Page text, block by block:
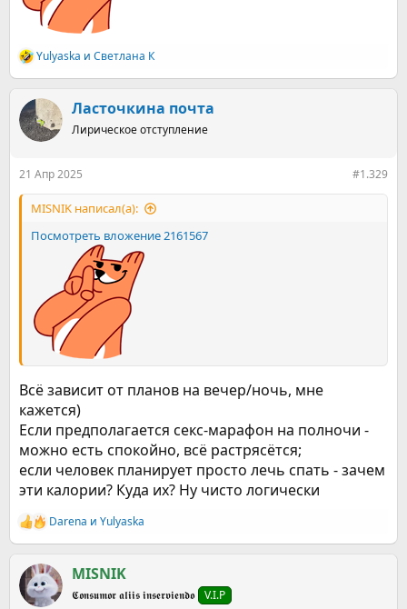
Р
е
к
ц
и
Yulyaska и Светлана К
Ласточкина почта
Лирическое отступление
21 Апр 2025 #1.329
MISNIK написал(а):
Посмотреть вложение 2161567
Всё зависит от планов на вечер/ночь, мне
кажется)
Если предполагается секс-марафон на полночи -
можно есть спокойно, всë растрясëтся;
если человек планирует просто лечь спать - зачем
эти калории? Куда их? Ну чисто логически
Р
е
к
ц
и
Darena и Yulyaska
MISNIK
𝕮𝖔𝖓𝖘𝖚𝖒𝖔𝖗 𝖆𝖑𝖎𝖎𝖘 𝖎𝖓𝖘𝖊𝖗𝖛𝖎𝖊𝖓𝖉𝖔 V.I.P